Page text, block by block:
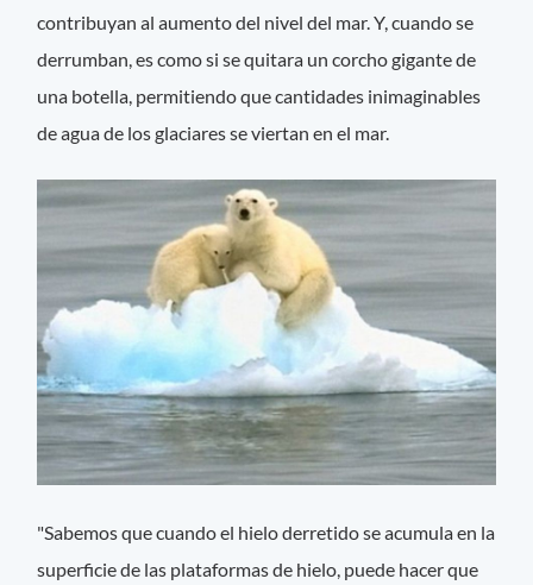
contribuyan al aumento del nivel del mar. Y, cuando se
derrumban, es como si se quitara un corcho gigante de
una botella, permitiendo que cantidades inimaginables
de agua de los glaciares se viertan en el mar.
"Sabemos que cuando el hielo derretido se acumula en la
superficie de las plataformas de hielo, puede hacer que